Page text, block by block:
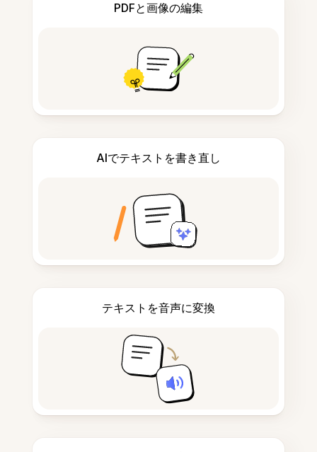
PDFと画像の編集
AIでテキストを書き直し
テキストを音声に変換